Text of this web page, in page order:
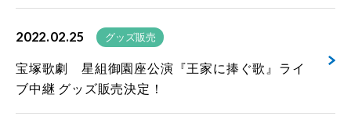
2022.02.25 グッズ販売
宝塚歌劇 星組御園座公演『王家に捧ぐ歌』ライ
ブ中継 グッズ販売決定！